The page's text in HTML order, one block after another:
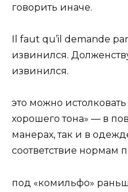
говорить иначе.
faut qu’il demande
извинился.
извинился.
это можно
хорошего тона» — в
манерах, так и в
соответствие нормам
под «комильфо»